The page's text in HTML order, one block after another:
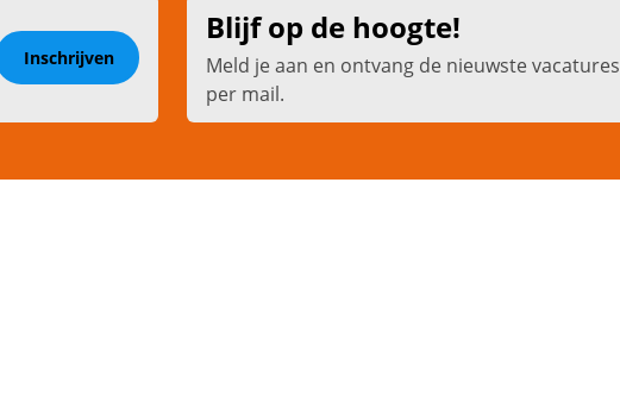
Inschrijven
Blijf op de hoogte!
Meld je aan en ontvang de nieuwste vacatures
per mail.